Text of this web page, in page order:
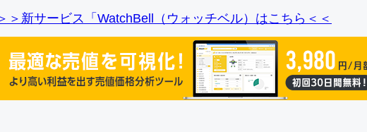
＞新サービス「WatchBell（ウォッチベル）はこちら＜＜